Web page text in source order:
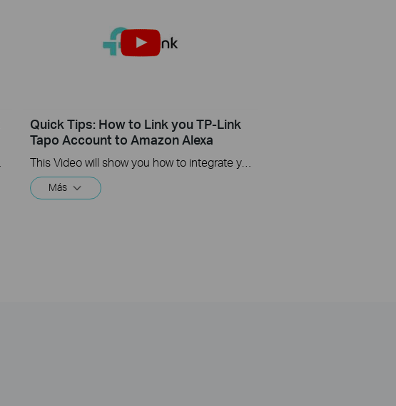
Quick Tips: How to Link you TP-Link
Tapo Account to Amazon Alexa
This Video will show you how to integrate your Tapo account to Amazon Alexa
Más